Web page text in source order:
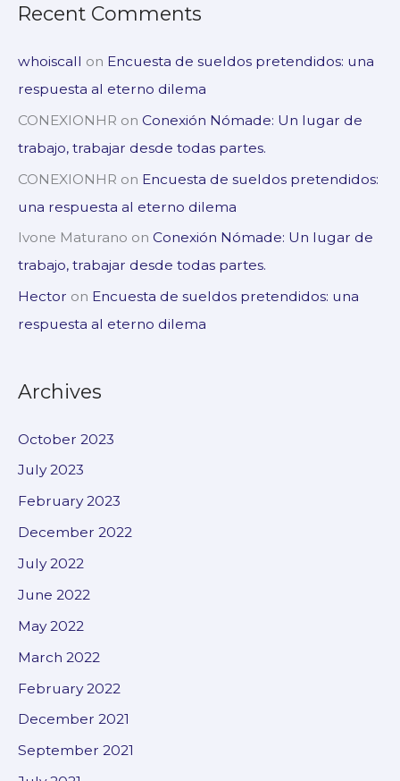
Recent Comments
whoiscall on Encuesta de sueldos pretendidos: una
respuesta al eterno dilema
CONEXIONHR on Conexión Nómade: Un lugar de
trabajo, trabajar desde todas partes.
CONEXIONHR on Encuesta de sueldos pretendidos:
una respuesta al eterno dilema
Ivone Maturano on Conexión Nómade: Un lugar de
trabajo, trabajar desde todas partes.
Hector on Encuesta de sueldos pretendidos: una
respuesta al eterno dilema
Archives
October 2023
July 2023
February 2023
December 2022
July 2022
June 2022
May 2022
March 2022
February 2022
December 2021
September 2021